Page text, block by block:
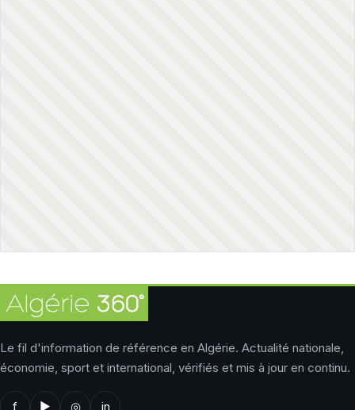
Le fil d'information de référence en Algérie. Actualité nationale,
économie, sport et international, vérifiés et mis à jour en continu.
f ▶ ◎ in